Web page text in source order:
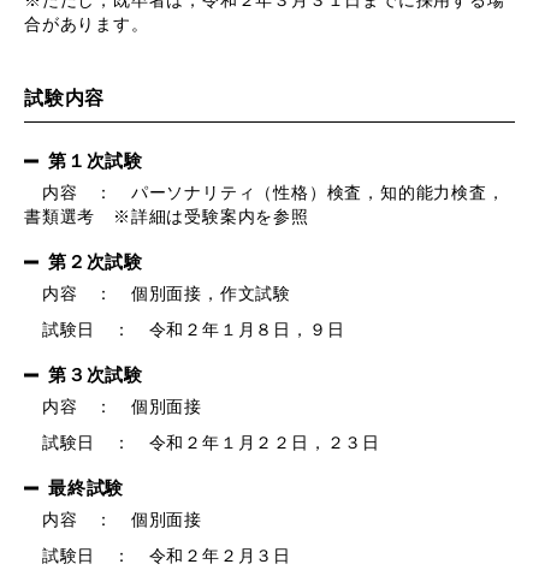
合があります。
試験内容
第１次試験
内容 ： パーソナリティ（性格）検査，知的能力検査，
書類選考 ※詳細は受験案内を参照
第２次試験
内容 ： 個別面接，作文試験
試験日 ： 令和２年１月８日，９日
第３次試験
内容 ： 個別面接
試験日 ： 令和２年１月２２日，２３日
最終試験
内容 ： 個別面接
試験日 ： 令和２年２月３日